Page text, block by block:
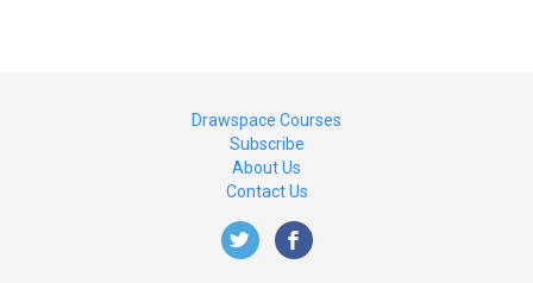
Drawspace Courses
Subscribe
About Us
Contact Us